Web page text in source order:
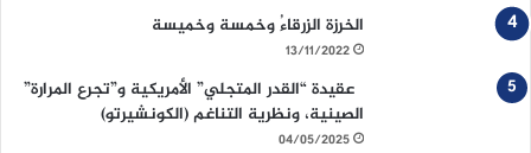
الخرزة الزرقاءُ وخمسة وخميسة
13/11/2022
عقيدة “القدر المتجلي” الأمريكية و”تجرع المرارة”
الصينية، ونظرية التناغم (الكونشيرتو)
04/05/2025